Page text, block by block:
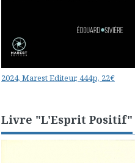
2024, Marest Editeur, 444p, 22€
Livre "L'Esprit Positif"